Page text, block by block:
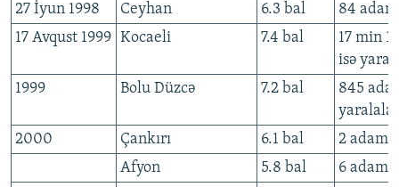
27 İyun 1998
Ceyhan 6.3 bal
84
17 Avqust 1999 Kocaeli 7.4 bal
17 min
isə
1999
Bolu Düzcə 7.2 bal
845
2000
Çankırı 6.1 bal
2 adam.
Afyon
5.8 bal
6 adam,